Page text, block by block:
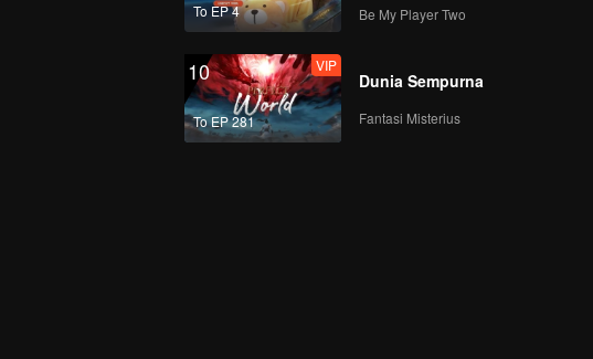
To EP 4 Be My Player Two
10
To EP 281
VIP
Dunia Sempurna
Fantasi Misterius